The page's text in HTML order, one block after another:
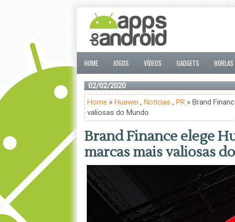
HOME JOGOS VÍDEOS GADGETS
02/02/2020
Home » Huawei , Notícias , PR» Brand
valiosas do Mundo
Brand Finance elege
marcas mais valiosas